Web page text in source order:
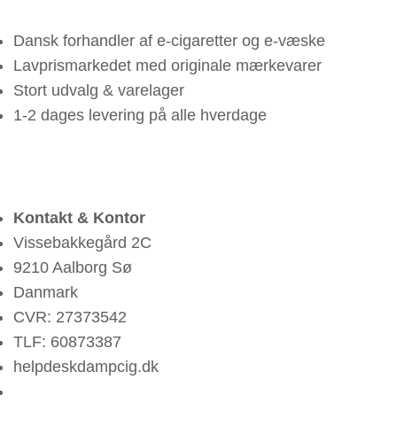
Dansk forhandler af e-cigaretter og e-væske
Lavprismarkedet med originale mærkevarer
Stort udvalg & varelager
1-2 dages levering på alle hverdage
Kontakt & Kontor
Vissebakkegård 2C
9210 Aalborg Sø
Danmark
CVR: 27373542
TLF: 60873387
helpdeskdampcig.dk